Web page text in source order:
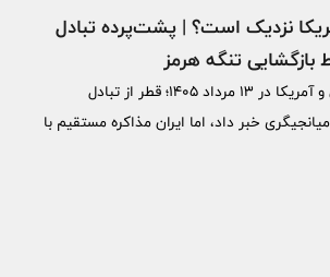
نزدیک است؟ | پشت‌پرده تبادل
تنگه هرمز
آخرین خبر مذاکرات ایران و آمریکا در ۱۳ مرداد ۱۴۰۵؛ قطر از تبادل
خبر داد، اما ایران مذاکره مستقیم با